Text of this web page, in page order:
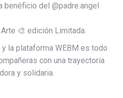
benéficio del @padre.angel
🎨 edición Limitada.
la plataforma WEBM es todo
con una trayectoria
y solidaria.